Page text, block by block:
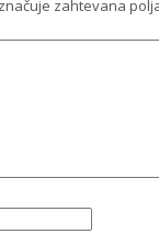
zahtevana